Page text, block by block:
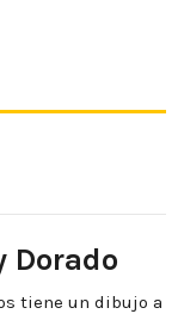
Dorado
tiene un dibujo a